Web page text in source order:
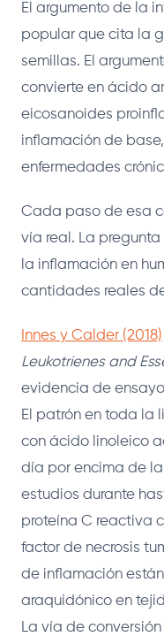
El argumento de la
popular que cita la
semillas. El
convierte en ácido
eicosanoides
inflamación de
enfermedades
Cada paso de esa
vía real. La
la inflamación en
cantidades reales
Innes y Calder (2018)
Leukotrienes and
evidencia de
El patrón en toda la
con ácido linoleico
día por encima de
estudios durante
proteína C reactiva
factor de necrosis
de inflamación
araquidónico en
La vía de